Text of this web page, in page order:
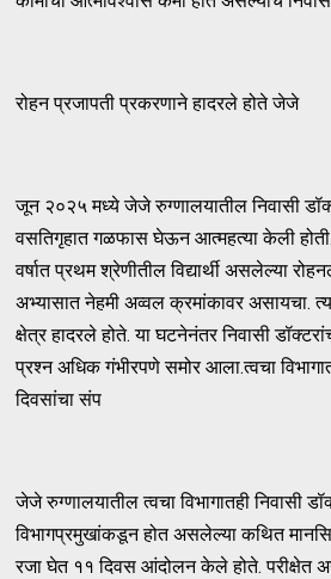
रोहन प्रजापती प्रकरणाने हादरले होते जेजे
जून २०२५ मध्ये जेजे रुग्णालयातील निवासी
वसतिगृहात गळफास घेऊन आत्महत्या केली होती.
वर्षात प्रथम श्रेणीतील विद्यार्थी असलेल्या
अभ्यासात नेहमी अव्वल क्रमांकावर असायचा.
क्षेत्र हादरले होते. या घटनेनंतर निवासी
प्रश्न अधिक गंभीरपणे समोर आला.त्वचा
दिवसांचा संप
जेजे रुग्णालयातील त्वचा विभागातही निवासी
विभागप्रमुखांकडून होत असलेल्या कथित
रजा घेत ११ दिवस आंदोलन केले होते. परीक्षेत